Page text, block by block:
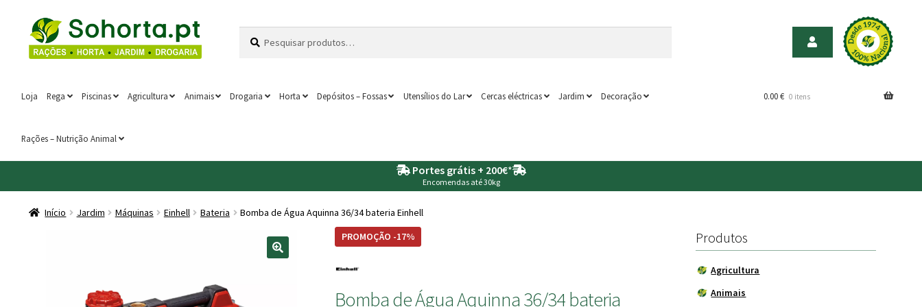
Ir
para
a
Saltar
para
o
por:
Loja Rega Piscinas Agricultura Animais Drogaria Horta Depósitos – Fossas Utensílios do Lar Cercas eléctricas Jardim Decoração
Rações – Nutrição Animal
0.00€ 0 itens
Portes grátis + 200€*
Encomendas até 30kg
Início Jardim Máquinas Einhell Bateria
Bomba de Água Aquinna 36/34 bateria Einhell
PROMOÇÃO -17%
Bomba de Água Aquinna 36/34 bateria
Produtos
Agricultura
Animais